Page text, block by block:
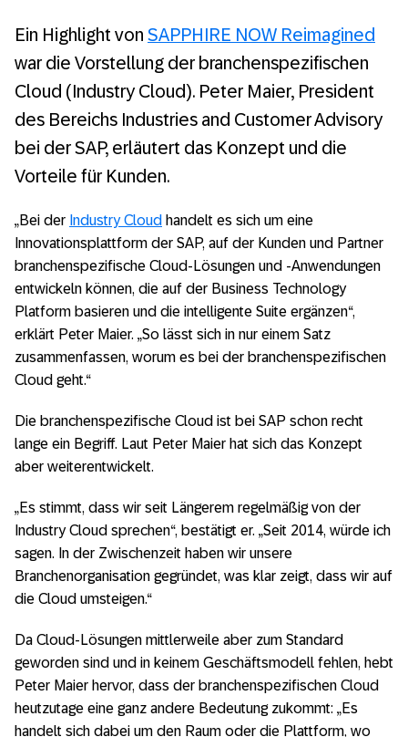
Ein Highlight von SAPPHIRE NOW Reimagined
war die Vorstellung der branchenspezifischen
Cloud (Industry Cloud). Peter Maier, President
des Bereichs Industries and Customer Advisory
bei der SAP, erläutert das Konzept und die
Vorteile für Kunden.
„Bei der Industry Cloud handelt es sich um eine
Innovationsplattform der SAP, auf der Kunden und Partner
branchenspezifische Cloud-Lösungen und -Anwendungen
entwickeln können, die auf der Business Technology
Platform basieren und die intelligente Suite ergänzen“,
erklärt Peter Maier. „So lässt sich in nur einem Satz
zusammenfassen, worum es bei der branchenspezifischen
Cloud geht.“
Die branchenspezifische Cloud ist bei SAP schon recht
lange ein Begriff. Laut Peter Maier hat sich das Konzept
aber weiterentwickelt.
„Es stimmt, dass wir seit Längerem regelmäßig von der
Industry Cloud sprechen“, bestätigt er. „Seit 2014, würde ich
sagen. In der Zwischenzeit haben wir unsere
Branchenorganisation gegründet, was klar zeigt, dass wir auf
die Cloud umsteigen.“
Da Cloud-Lösungen mittlerweile aber zum Standard
geworden sind und in keinem Geschäftsmodell fehlen, hebt
Peter Maier hervor, dass der branchenspezifischen Cloud
heutzutage eine ganz andere Bedeutung zukommt: „Es
handelt sich dabei um den Raum oder die Plattform, wo